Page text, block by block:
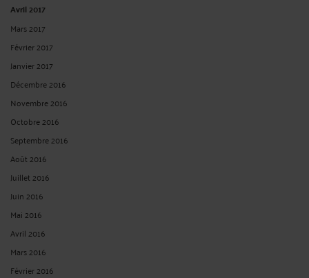
Avril 2017
Mars 2017
Février 2017
Janvier 2017
Décembre 2016
Novembre 2016
Octobre 2016
Septembre 2016
Août 2016
Juillet 2016
Juin 2016
Mai 2016
Avril 2016
Mars 2016
Février 2016